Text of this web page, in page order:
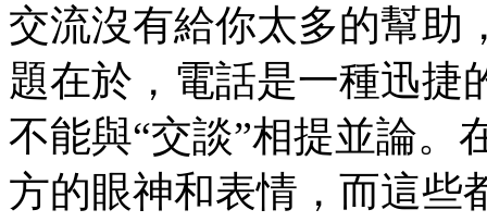
交流沒有給你太多的幫助
題在於，電話是一種迅捷
不能與“交談”相提並論。
方的眼神和表情，而這些